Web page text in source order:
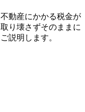
動産にかかる税金が
り壊さずそのままに
説明します。